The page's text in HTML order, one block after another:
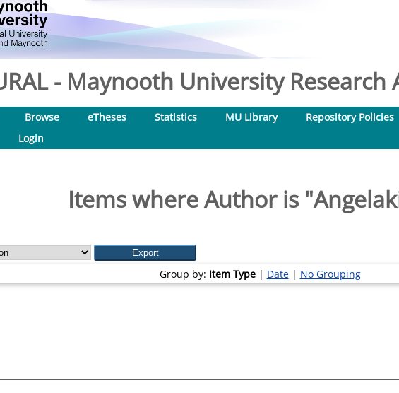
- Maynooth University Research
Browse eTheses Statistics MU Library Repository Policies
Login
Items where Author is "
Group by: Item Type| Date| No Grouping